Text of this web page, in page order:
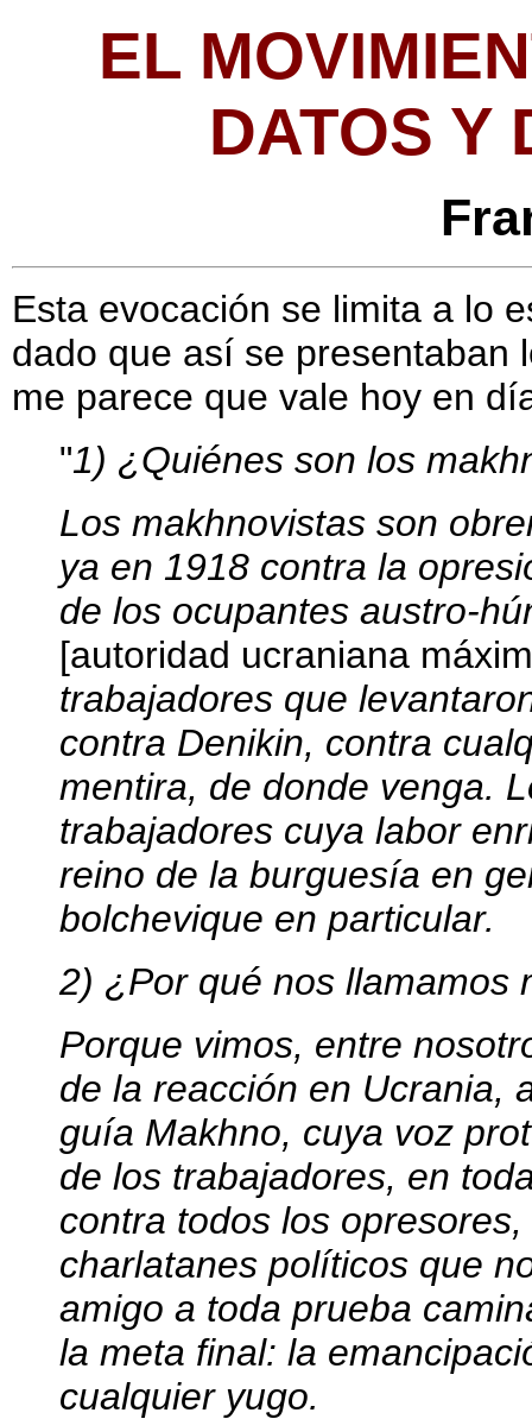
EL
DATOS Y
Esta evocación se limita a lo
dado que así se presentaban
me parece que vale hoy en
"1) ¿Quiénes son los
Los makhnovistas son
ya en 1918 contra la
de los ocupantes austro-
[autoridad ucraniana
trabajadores que
contra Denikin, contra
mentira, de donde venga.
trabajadores cuya labor
reino de la burguesía en
bolchevique en particular.
2) ¿Por qué nos llamamos
Porque vimos, entre
de la reacción en Ucrania,
guía Makhno, cuya voz
de los trabajadores, en
contra todos los
charlatanes políticos que
amigo a toda prueba
la meta final: la
cualquier yugo.